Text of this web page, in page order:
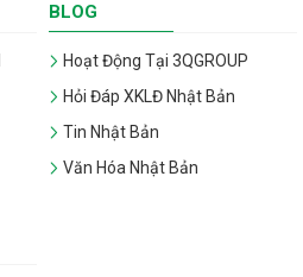
BLOG
Hoạt Động Tại 3QGROUP
Hỏi Đáp XKLĐ Nhật Bản
Tin Nhật Bản
Văn Hóa Nhật Bản